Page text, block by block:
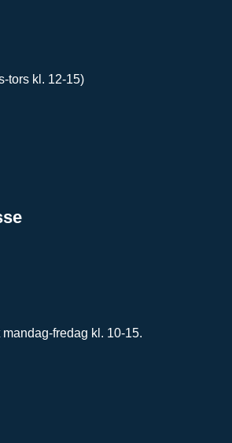
tors kl. 12-15)
fredag kl. 10-15.